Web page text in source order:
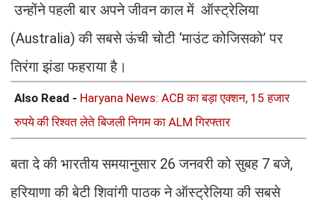
उन्होंने पहली बार अपने जीवन काल में ऑस्ट्रेलिया
(Australia) की सबसे ऊंची चोटी ‘माउंट कोजिसको’ पर
तिरंगा झंडा फहराया है।
Also Read - Haryana News: ACB का बड़ा एक्शन, 15 हजार
रुपये की रिश्वत लेते बिजली निगम का ALM गिरफ्तार
बता दे की भारतीय समयानुसार 26 जनवरी को सुबह 7 बजे,
हरियाणा की बेटी शिवांगी पाठक ने ऑस्ट्रेलिया की सबसे